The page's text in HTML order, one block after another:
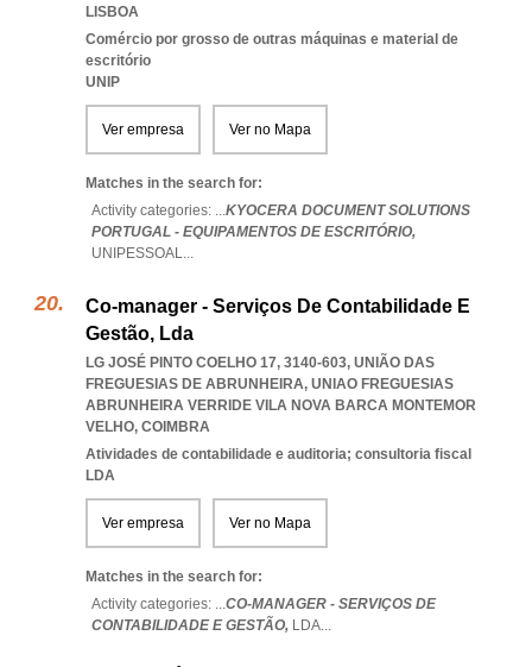
LISBOA
Comércio por grosso de outras máquinas e material de
escritório
UNIP
Ver empresa Ver no Mapa
Matches in the search for:
Activity categories: ...KYOCERA DOCUMENT SOLUTIONS
PORTUGAL - EQUIPAMENTOS DE ESCRITÓRIO,
UNIPESSOAL...
Co-manager - Serviços De Contabilidade E
Gestão, Lda
LG JOSÉ PINTO COELHO 17, 3140-603, UNIÃO DAS
FREGUESIAS DE ABRUNHEIRA, UNIAO FREGUESIAS
ABRUNHEIRA VERRIDE VILA NOVA BARCA MONTEMOR
VELHO, COIMBRA
Atividades de contabilidade e auditoria; consultoria fiscal
LDA
Ver empresa Ver no Mapa
Matches in the search for:
Activity categories: ...CO-MANAGER - SERVIÇOS DE
CONTABILIDADE E GESTÃO, LDA...